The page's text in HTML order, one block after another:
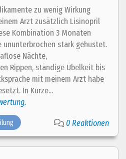
zu wenig Wirkung
Arzt zusätzlich Lisinopril
Kombination 3 Monaten
ununterbrochen stark gehustet.
Nächte,
Rippen, ständige Übelkeit bis
mit meinem Arzt habe
In Kürze...
0 Reaktionen